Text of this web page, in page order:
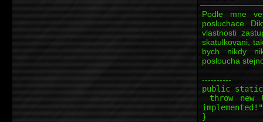
Podle mne
posluchace.
vlastnosti
skatulkovani,
bych nikdy
posloucha
----------
public
throw new
}